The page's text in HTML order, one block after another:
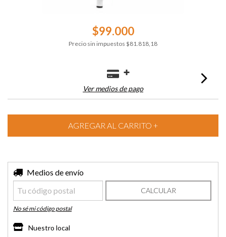
$99.000
Precio sin impuestos $81.818,18
Ver medios de pago
Entregas para el CP:
Medios de envío
CALCULAR
No sé mi código postal
Nuestro local